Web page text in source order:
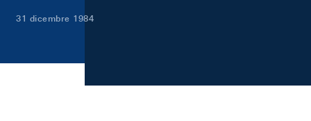
31 dicembre 1984